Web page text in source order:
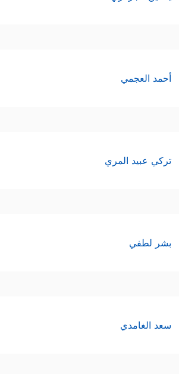
أحمد العجمي
تركي عبيد المري
بشر لطفي
سعد الغامدي